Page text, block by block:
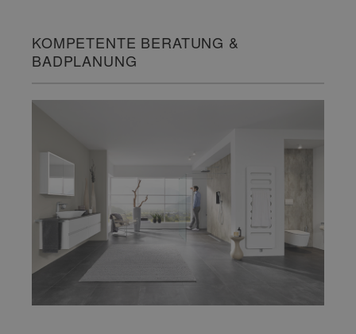
KOMPETENTE BERATUNG &
BADPLANUNG